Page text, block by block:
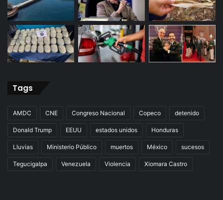
Tags
AMDC CNE Congreso Nacional Copeco detenido
Donald Trump EEUU estados unidos Honduras
Lluvias Ministerio Público muertos México sucesos
Tegucigalpa Venezuela Violencia Xiomara Castro